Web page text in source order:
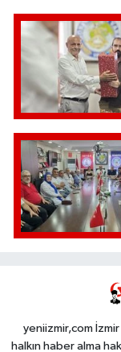
yeniizmir,com
halkın haber alma